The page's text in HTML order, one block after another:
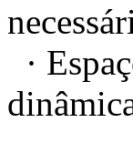
·